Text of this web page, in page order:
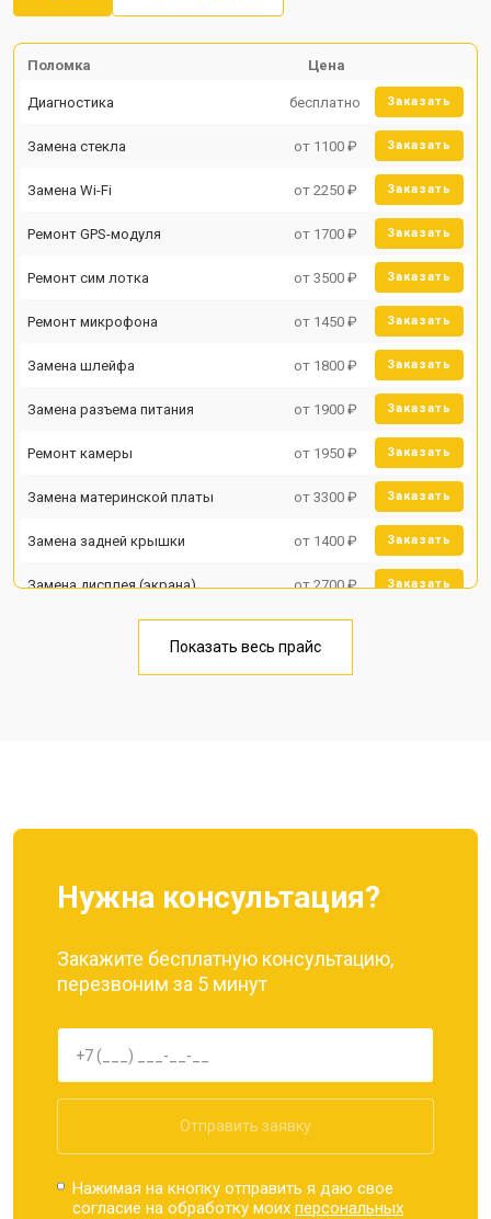
Поломка Цена
Диагностика бесплатно Заказать
Замена стекла от 1100 ₽ Заказать
Замена Wi-Fi от 2250 ₽ Заказать
Ремонт GPS-модуля от 1700 ₽ Заказать
Ремонт сим лотка от 3500 ₽ Заказать
Ремонт микрофона от 1450 ₽ Заказать
Замена шлейфа от 1800 ₽ Заказать
Замена разъема питания от 1900 ₽ Заказать
Ремонт камеры от 1950 ₽ Заказать
Замена материнской платы от 3300 ₽ Заказать
Замена задней крышки от 1400 ₽ Заказать
Замена дисплея (экрана) от 2700 ₽ Заказать
Замена кнопки включения от 1750 ₽
Показать весь прайс
Нужна консультация?
Закажите бесплатную консультацию,
перезвоним за 5 минут
Отправить заявку
Нажимая на кнопку отправить я даю свое
согласие на обработку моихперсональных